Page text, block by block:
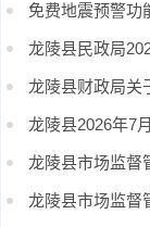
免费地震预警功
龙陵县民政局
龙陵县财政局关
龙陵县2026年7